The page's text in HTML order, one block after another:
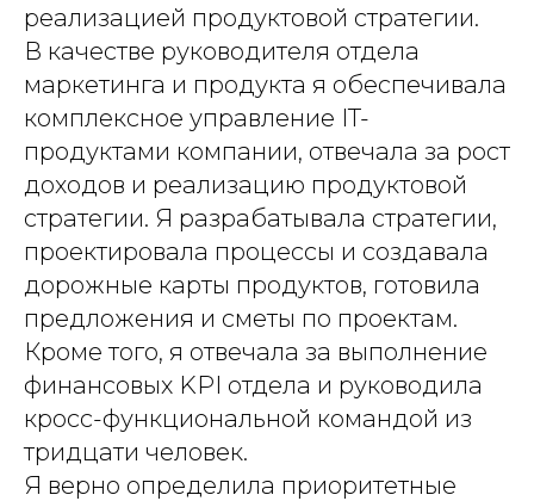
реализацией продуктовой стратегии.
В качестве руководителя отдела
маркетинга и продукта я обеспечивала
комплексное управление IT-
продуктами компании, отвечала за рост
доходов и реализацию продуктовой
стратегии. Я разрабатывала стратегии,
проектировала процессы и создавала
дорожные карты продуктов, готовила
предложения и сметы по проектам.
Кроме того, я отвечала за выполнение
финансовых KPI отдела и руководила
кросс-функциональной командой из
тридцати человек.
Я верно определила приоритетные